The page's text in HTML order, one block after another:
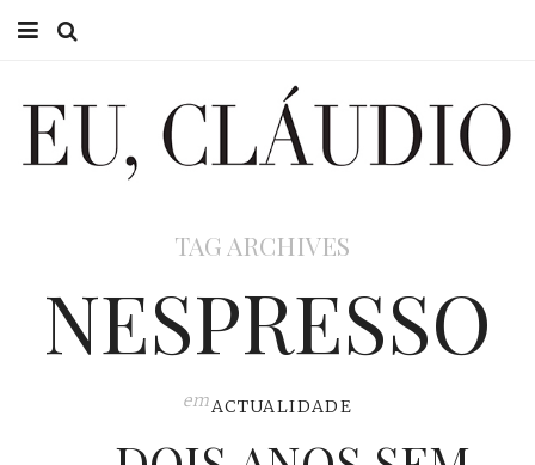
EU CLÁUDIO
EU, PAI
TAG ARCHIVES
NESPRESSO
emACTUALIDADE